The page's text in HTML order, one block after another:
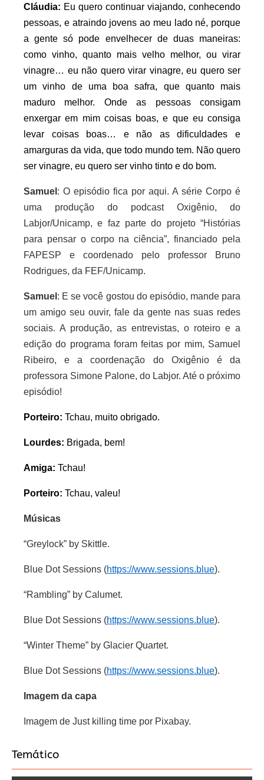
Cláudia: Eu quero continuar viajando, conhecendo
pessoas, e atraindo jovens ao meu lado né, porque
a gente só pode envelhecer de duas maneiras:
como vinho, quanto mais velho melhor, ou virar
vinagre… eu não quero virar vinagre, eu quero ser
um vinho de uma boa safra, que quanto mais
maduro melhor. Onde as pessoas consigam
enxergar em mim coisas boas, e que eu consiga
levar coisas boas… e não as dificuldades e
amarguras da vida, que todo mundo tem. Não quero
ser vinagre, eu quero ser vinho tinto e do bom.
Samuel : O episódio fica por aqui. A série Corpo é
uma produção do podcast Oxigênio, do
Labjor/Unicamp, e faz parte do projeto “Histórias
para pensar o corpo na ciência”, financiado pela
FAPESP e coordenado pelo professor Bruno
Rodrigues, da FEF/Unicamp.
Samuel : E se você gostou do episódio, mande para
um amigo seu ouvir, fale da gente nas suas redes
sociais. A produção, as entrevistas, o roteiro e a
edição do programa foram feitas por mim, Samuel
Ribeiro, e a coordenação do Oxigênio é da
professora Simone Palone, do Labjor. Até o próximo
episódio!
Porteiro: Tchau, muito obrigado.
Lourdes: Brigada, bem!
Amiga: Tchau!
Porteiro: Tchau, valeu!
Músicas
“Greylock” by Skittle.
Blue Dot Sessions (https://www.sessions.blue).
“Rambling” by Calumet.
Blue Dot Sessions (https://www.sessions.blue).
“Winter Theme” by Glacier Quartet.
Blue Dot Sessions (https://www.sessions.blue).
Imagem da capa
Imagem de Just killing time por Pixabay.
Temático